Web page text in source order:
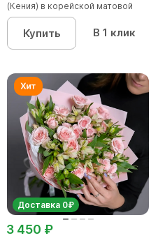
(Кения) в корейской матовой
уп...
Купить В 1 клик
Доставка 0₽
3 450 ₽